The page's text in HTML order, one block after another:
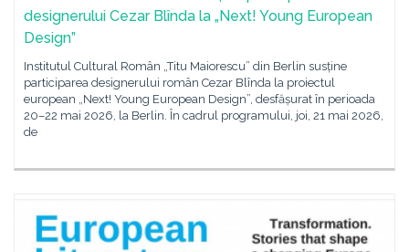
designerului Cezar Blînda la „Next! Young European
Design”
Institutul Cultural Român „Titu Maiorescu” din Berlin susține
participarea designerului român Cezar Blînda la proiectul
european „Next! Young European Design”, desfășurat în perioada
20–22 mai 2026, la Berlin. În cadrul programului, joi, 21 mai 2026,
de